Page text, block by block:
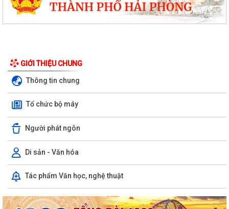
GIỚI THIỆU CHUNG
Thông tin chung
Tổ chức bộ máy
Người phát ngôn
Di sản - Văn hóa
Tác phẩm Văn học, nghệ thuật
PHƯỜNG NGÔ QUYỀN THÔNG TIN VỀ VỤ CHÁY TẠI ĐƯỜNG TRẦN
KHÁNH DƯ